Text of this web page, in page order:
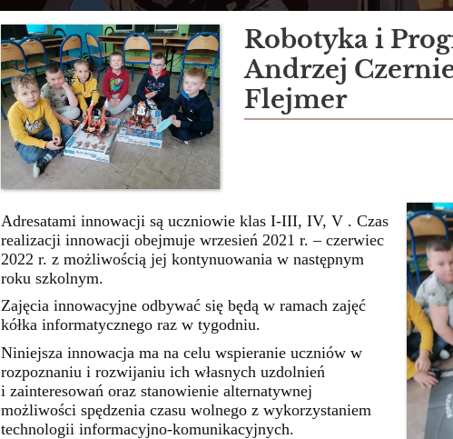
Robotyka i
Andrzej
Flejmer
Adresatami innowacji są uczniowie klas I-III, IV, V . Czas
realizacji innowacji obejmuje wrzesień 2021 r. – czerwiec
2022 r. z możliwością jej kontynuowania w następnym
roku szkolnym.
Zajęcia innowacyjne odbywać się będą w ramach zajęć
kółka informatycznego raz w tygodniu.
Niniejsza innowacja ma na celu wspieranie uczniów w
rozpoznaniu i rozwijaniu ich własnych uzdolnień
i zainteresowań oraz stanowienie alternatywnej
możliwości spędzenia czasu wolnego z wykorzystaniem
technologii informacyjno-komunikacyjnych.